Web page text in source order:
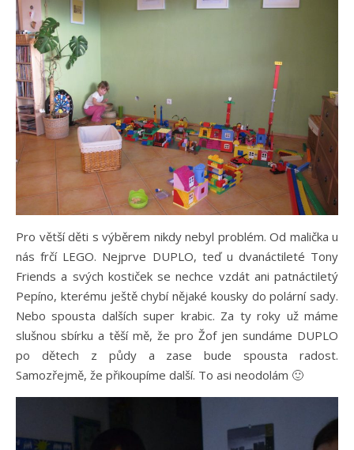
Pro větší děti s výběrem nikdy nebyl problém. Od malička u
nás frčí LEGO. Nejprve DUPLO, teď u dvanáctileté Tony
Friends a svých kostiček se nechce vzdát ani patnáctiletý
Pepíno, kterému ještě chybí nějaké kousky do polární sady.
Nebo spousta dalších super krabic. Za ty roky už máme
slušnou sbírku a těší mě, že pro Žof jen sundáme DUPLO
po dětech z půdy a zase bude spousta radost.
Samozřejmě, že přikoupíme další. To asi neodolám 🙂